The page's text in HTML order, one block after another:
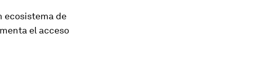
ecosistema de
el acceso